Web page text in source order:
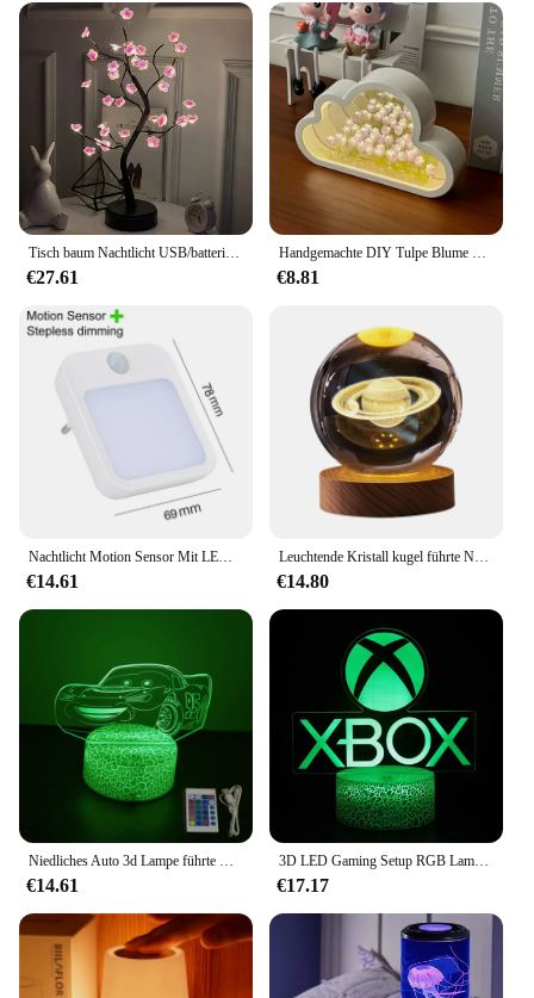
Tisch baum Nachtlicht USB/batterie betriebener Touch-Schalter künstliche Bonsai Kirschblüte Desktop Baum LED Lampe Licht Dekoration
€27.61
Handgemachte DIY Tulpe Blume Meer Nacht Atmosphäre Lampe Wolken Tulpe Lampe LED Nachtlicht Spiegel Tisch lampe Schlafzimmer Dekor Lichter neu
€8.81
Nachtlicht Motion Sensor Mit LED Licht EU Stecker Lampen Kinder Nachtlicht Drahtlose Nacht Lampe Für Nachttisch Schlafzimmer
€14.61
Leuchtende Kristall kugel führte Nachtlicht Saturn Sonnensystem 3d Mond Tisch lampe USB Schlafzimmer Atmosphäre Lampe für Geburtstag Kind Geschenk
€14.80
Niedliches Auto 3d Lampe führte Nachtlicht Kinder Tisch lampen Nachtlicht für Kinder Lichter Schlafzimmer Schreibtisch Dekor Geburtstag Weihnachts geschenke
€14.61
3D LED Gaming Setup RGB Lampe USB angetrieben Spielzimmer Kinder lampe Schlafzimmer Nachtlichter LED Tisch lampe Innen beleuchtung Geschenke
€17.17